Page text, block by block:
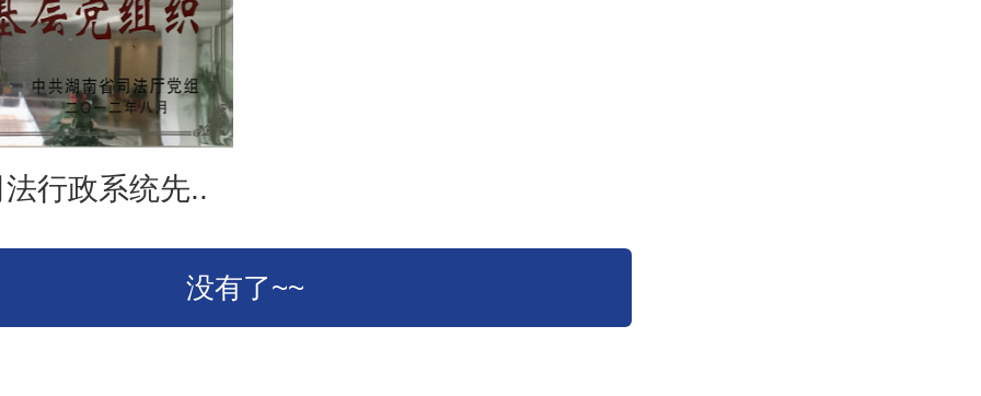
行政系统先..
没有了~~